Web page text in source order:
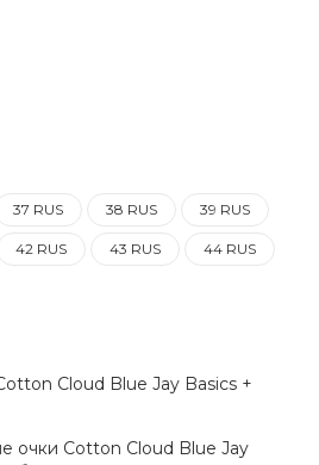
37 RUS 38 RUS 39 RUS
42 RUS 43 RUS 44 RUS
Cloud Blue Jay Basics +
очки Cotton Cloud Blue Jay